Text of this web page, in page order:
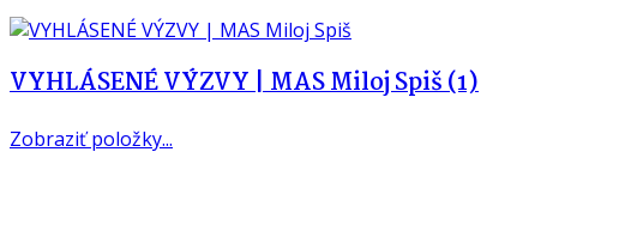
VYHLÁSENÉ VÝZVY | MAS Miloj Spiš(1)
Zobraziť položky...